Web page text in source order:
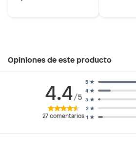
Opiniones de este producto
4.4/5
27comentarios 1
2
3
4
5